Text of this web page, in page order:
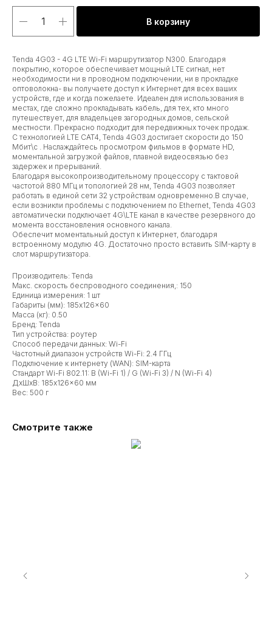
В корзину
Tenda 4G03 - 4G LTE Wi-Fi маршрутизатор N300. Благодаря
покрытию, которое обеспечивает мощный LTE сигнал, нет
необходимости ни в проводном подключении, ни в прокладке
оптоволокна- вы получаете доступ к Интернет для всех ваших
устройств, где и когда пожелаете. Идеален для использования в
местах, где сложно прокладывать кабель, для тех, кто много
путешествует, для владельцев загородных домов, сельской
местности. Прекрасно подходит для передвижных точек продаж.
С технологией LTE CAT4, Tenda 4G03 достигает скорости до 150
Мбит\с . Наслаждайтесь просмотром фильмов в формате HD,
моментальной загрузкой файлов, плавной видеосвязью без
задержек и прерываний.
Благодаря высокопроизводительному процессору с тактовой
частотой 880 МГц и топологией 28 нм, Tenda 4G03 позволяет
работать в единой сети 32 устройствам одновременно.В случае,
если возникли проблемы с подключением по Ethernet, Tenda 4G03
автоматически подключает 4G\LTE канал в качестве резервного до
момента восстановления основного канала.
Обеспечит моментальный доступ к Интернет, благодаря
встроенному модулю 4G. Достаточно просто вставить SIM-карту в
слот маршрутизатора.
Производитель: Tenda
Макс. скорость беспроводного соединения,: 150
Единица измерения: 1 шт
Габариты (мм): 185x126x60
Масса (кг): 0.50
Бренд: Tenda
Тип устройства: роутер
Способ передачи данных: Wi-Fi
Частотный диапазон устройств Wi-Fi: 2.4 ГГц
Подключение к интернету (WAN): SIM-карта
Стандарт Wi-Fi 802.11: B (Wi-Fi 1) / G (Wi-Fi 3) / N (Wi-Fi 4)
ДxШxВ: 185x126x60 мм
Вес: 500 г
Смотрите также